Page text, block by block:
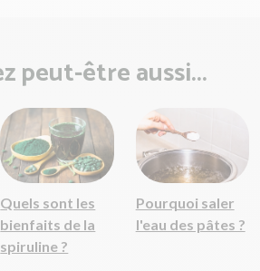
peut-être aussi...
Quels sont les
bienfaits de la
spiruline ?
Pourquoi saler
l'eau des pâtes ?